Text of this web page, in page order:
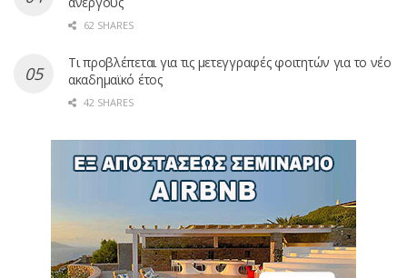
62 SHARES
Τι προβλέπεται για τις μετεγγραφές φοιτητών για το νέο
ακαδημαϊκό έτος
42 SHARES